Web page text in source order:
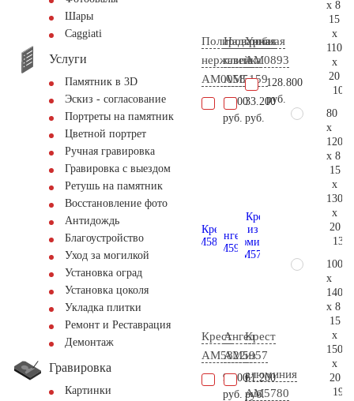
Шары
Сaggiati
Услуги
Памятник в 3D
Эскиз - согласование
Портреты на памятник
Цветной портрет
Ручная гравировка
Гравировка с выездом
Ретушь на памятник
Восстановление фото
Антидождь
Благоустройство
Уход за могилкой
Установка оград
Установка цоколя
Укладка плитки
Ремонт и Реставрация
Демонтаж
Гравировка
Картинки
Полированная
нержавейка
AM0058
1.400
руб.
Надгробная
плита
AM5159
33.200
руб.
Урна
AM0893
128.800
руб.
Крест
AM5822
9.000
руб.
Ангел
AM5957
61.200
руб.
Крест
из
алюминия
AM5780
x 8
15
x
110
x
20
80
x
120
x 8
15
x
130
x
20
100
x
140
x 8
15
x
150
x
20